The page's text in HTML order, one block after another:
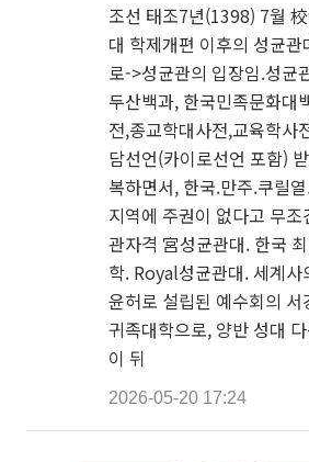
조선 태조7년(1398) 7월
대 학제개편 이후의 성균
로->성균관의 입장임.성균
두산백과, 한국민족문화대
전,종교학대사전,교육학사
담선언(카이로선언 포함)
복하면서, 한국.만주.쿠릴
지역에 주권이 없다고 무
관자격 宮성균관대. 한국
학. Royal성균관대. 세계
윤허로 설립된 예수회의 서
귀족대학으로, 양반 성대
이 뒤
2026-05-20 17:24